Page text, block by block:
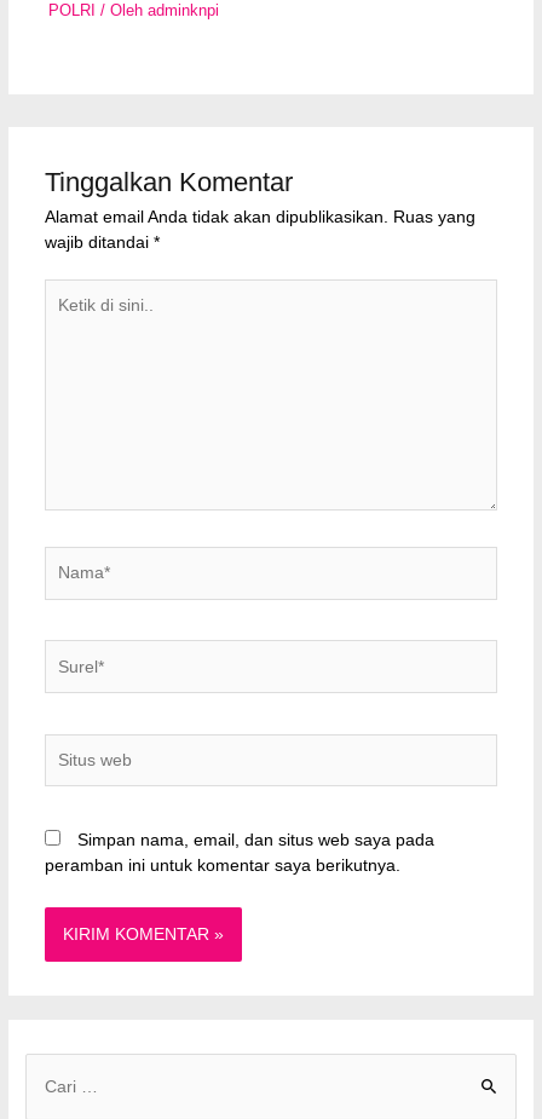
POLRI / Olehadminknpi
Tinggalkan Komentar
Alamat email Anda tidak akan dipublikasikan.
Ruas yang
wajib ditandai *
web
Simpan nama, email, dan situs web saya pada
peramban ini untuk komentar saya berikutnya.